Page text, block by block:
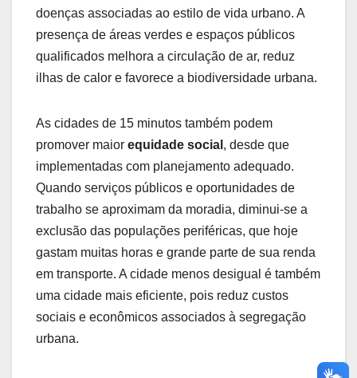
doenças associadas ao estilo de vida urbano. A
presença de áreas verdes e espaços públicos
qualificados melhora a circulação de ar, reduz
ilhas de calor e favorece a biodiversidade urbana.
As cidades de 15 minutos também podem
promover maior equidade social , desde que
implementadas com planejamento adequado.
Quando serviços públicos e oportunidades de
trabalho se aproximam da moradia, diminui-se a
exclusão das populações periféricas, que hoje
gastam muitas horas e grande parte de sua renda
em transporte. A cidade menos desigual é também
uma cidade mais eficiente, pois reduz custos
sociais e econômicos associados à segregação
urbana.